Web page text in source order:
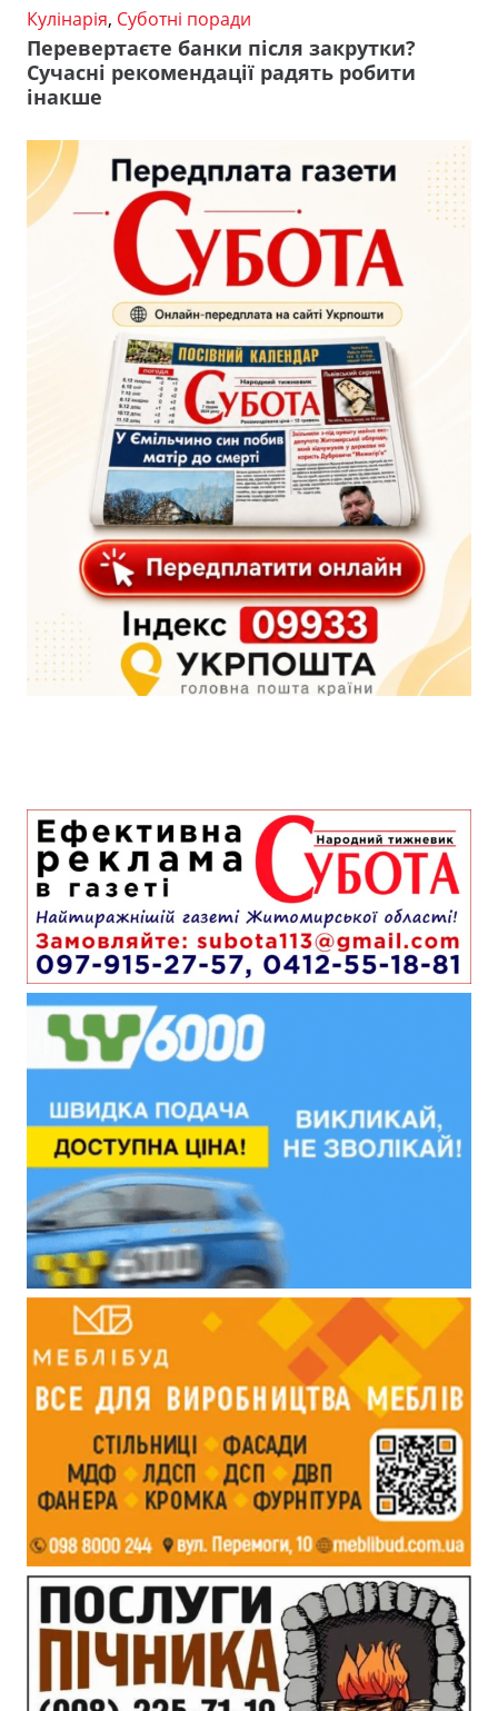
Кулінарія, Суботні поради
Перевертаєте банки після закрутки?
Сучасні рекомендації радять робити
інакше